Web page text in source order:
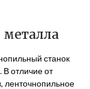
металла
станок
В отличие от
ленточнопильное